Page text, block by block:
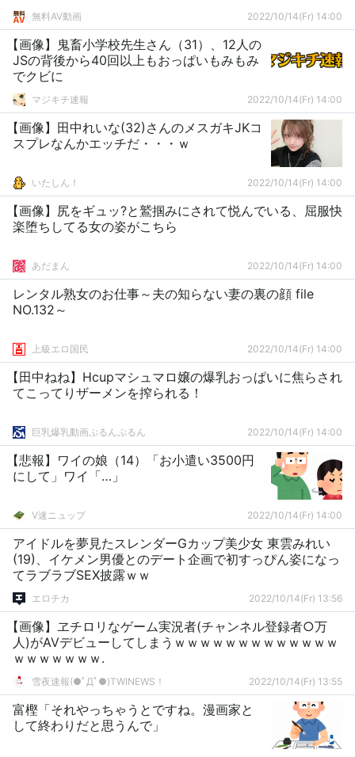
無料AV動画 2022/10/14(Fr) 14:00
【画像】鬼畜小学校先生さん（31）、12人の
JSの背後から40回以上もおっぱいもみもみ
でクビに
マジキチ速報 2022/10/14(Fr) 14:00
【画像】田中れいな(32)さんのメスガキJKコ
スプレなんかエッチだ・・・ｗ
いたしん！ 2022/10/14(Fr) 14:00
【画像】尻をギュッ?と鷲掴みにされて悦んでいる、屈服快
楽堕ちしてる女の姿がこちら
あだまん 2022/10/14(Fr) 14:00
レンタル熟女のお仕事～夫の知らない妻の裏の顔 file
NO.132～
上級エロ国民 2022/10/14(Fr) 14:00
【田中ねね】Hcupマシュマロ嬢の爆乳おっぱいに焦らされ
てこってりザーメンを搾られる！
巨乳爆乳動画ぷるんぷるん 2022/10/14(Fr) 14:00
【悲報】ワイの娘（14）「お小遣い3500円
にして」ワイ「…」
V速ニュップ 2022/10/14(Fr) 14:00
アイドルを夢見たスレンダーGカップ美少女 東雲みれい
(19)、イケメン男優とのデート企画で初すっぴん姿になっ
てラブラブSEX披露ｗｗ
エロチカ 2022/10/14(Fr) 13:56
【画像】ヱチロリなゲーム実況者(チャンネル登録者○万
人)がAVデビューしてしまうｗｗｗｗｗｗｗｗｗｗｗｗｗ
ｗｗｗｗｗｗｗ.
雪夜速報(●ﾟДﾟ●)TWINEWS！ 2022/10/14(Fr) 13:55
富樫「それやっちゃうとですね。漫画家と
して終わりだと思うんで」